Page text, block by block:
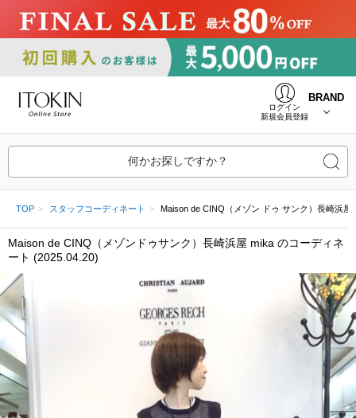
ログイン
新規会員登録
BRAND
何かお探しですか？
TOP スタッフコーディネート Maison de CINQ（メゾン ドゥ サンク）長崎浜屋
Maison de CINQ（メゾンドゥサンク）長崎浜屋 mika のコーディネ
ート (2025.04.20)